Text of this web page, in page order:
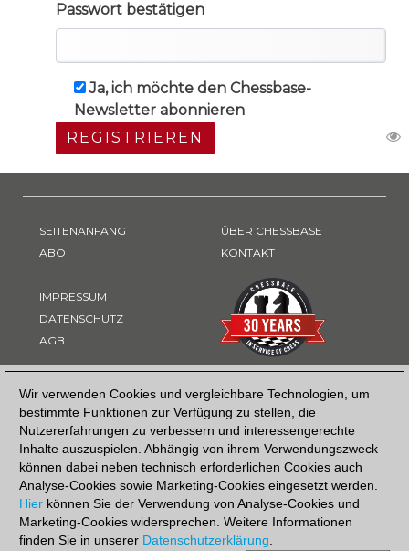
Wir verwenden Cookies und vergleichbare Technologien, um
bestimmte Funktionen zur Verfügung zu stellen, die
Nutzererfahrungen zu verbessern und interessengerechte
Inhalte auszuspielen. Abhängig von ihrem Verwendungszweck
können dabei neben technisch erforderlichen Cookies auch
Analyse-Cookies sowie Marketing-Cookies eingesetzt werden.
Hier können Sie der Verwendung von Analyse-Cookies und
Marketing-Cookies widersprechen. Weitere Informationen
finden Sie in unserer Datenschutzerklärung.
Passwort bestätigen
Ja, ich möchte den Chessbase-
Newsletter abonnieren
REGISTRIEREN
SEITENANFANG
ABO
IMPRESSUM
DATENSCHUTZ
AGB
ÜBER CHESSBASE
KONTAKT
ZAHLUNGSART